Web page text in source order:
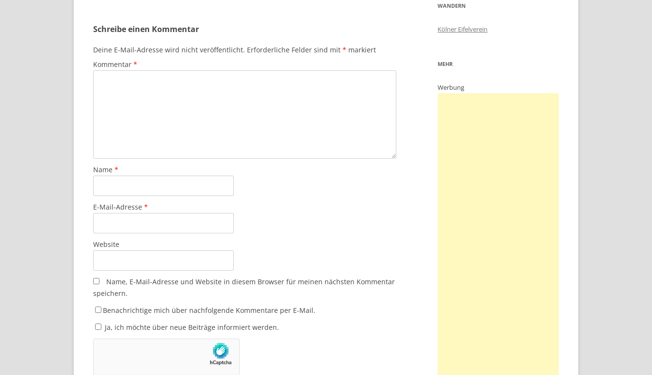
Schreibe einen Kommentar
Deine E-Mail-Adresse wird nicht veröffentlicht. Erforderliche Felder sind mit * markiert
Kommentar *
Name *
E-Mail-Adresse *
Website
Name, E-Mail-Adresse und Website in diesem Browser für meinen nächsten Kommentar
speichern.
Benachrichtige mich über nachfolgende Kommentare per E-Mail.
Ja, ich möchte über neue Beiträge informiert werden.
WANDERN
Kölner Eifelverein
MEHR
Werbung